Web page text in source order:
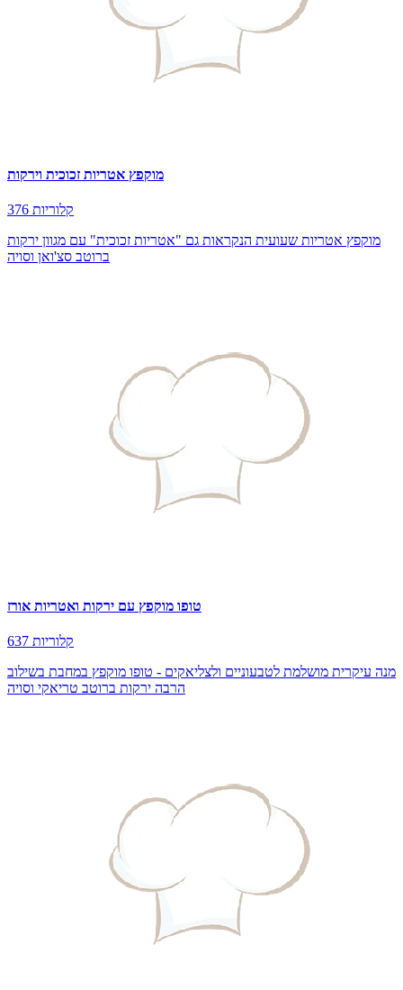
מוקפץ אטריות זכוכית וירקות
376 קלוריות
מוקפץ אטריות שעועית הנקראות גם "אטריות זכוכית" עם מגוון ירקות
ברוטב סצ'ואן וסויה
טופו מוקפץ עם ירקות ואטריות אורז
637 קלוריות
מנה עיקרית מושלמת לטבעוניים ולצליאקים - טופו מוקפץ במחבת בשילוב
הרבה ירקות ברוטב טריאקי וסויה